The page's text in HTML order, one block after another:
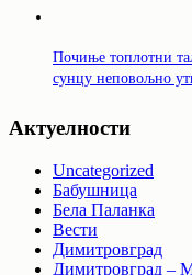
Почиње топлотни
сунцу неповољно
Актуелности
Uncategorized
Бабушница
Бела Паланка
Вести
Димитровград
Димитровград –